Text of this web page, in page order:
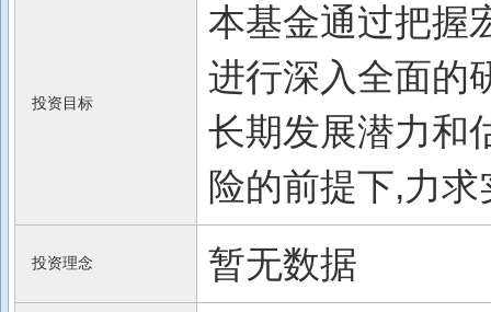
投资目标
本基金通过把握
进行深入全面的
长期发展潜力和
险的前提下,力
投资理念 暂无数据